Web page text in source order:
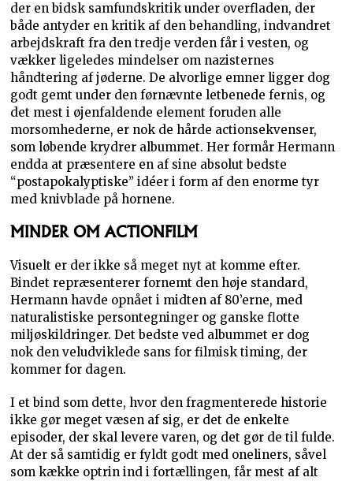
der en bidsk samfundskritik under overfladen, der
både antyder en kritik af den behandling, indvandret
arbejdskraft fra den tredje verden får i vesten, og
vækker ligeledes mindelser om nazisternes
håndtering af jøderne. De alvorlige emner ligger dog
godt gemt under den førnævnte letbenede fernis, og
det mest i øjenfaldende element foruden alle
morsomhederne, er nok de hårde actionsekvenser,
som løbende krydrer albummet. Her formår Hermann
endda at præsentere en af sine absolut bedste
“postapokalyptiske” idéer i form af den enorme tyr
med knivblade på hornene.
MINDER OM ACTIONFILM
Visuelt er der ikke så meget nyt at komme efter.
Bindet repræsenterer fornemt den høje standard,
Hermann havde opnået i midten af 80’erne, med
naturalistiske persontegninger og ganske flotte
miljøskildringer. Det bedste ved albummet er dog
nok den veludviklede sans for filmisk timing, der
kommer for dagen.
I et bind som dette, hvor den fragmenterede historie
ikke gør meget væsen af sig, er det de enkelte
episoder, der skal levere varen, og det gør de til fulde.
At der så samtidig er fyldt godt med oneliners, såvel
som kække optrin ind i fortællingen, får mest af alt